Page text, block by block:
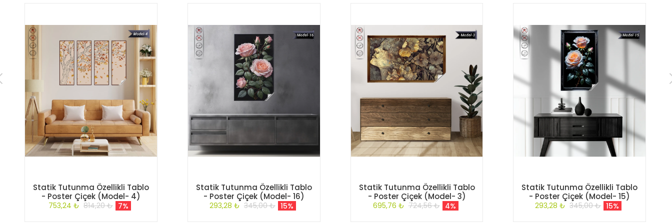
Statik Tutunma Özellikli Tablo
- Poster Çiçek (Model- 4)
753,24 ₺ 814,20 ₺ 7%
Statik Tutunma Özellikli Tablo
- Poster Çiçek (Model- 16)
293,28 ₺ 345,00 ₺ 15%
Statik Tutunma Özellikli Tablo
- Poster Çiçek (Model- 3)
695,76 ₺ 724,56 ₺ 4%
Statik Tutunma Özellikli Tablo
- Poster Çiçek (Model- 15)
293,28 ₺ 345,00 ₺ 15%